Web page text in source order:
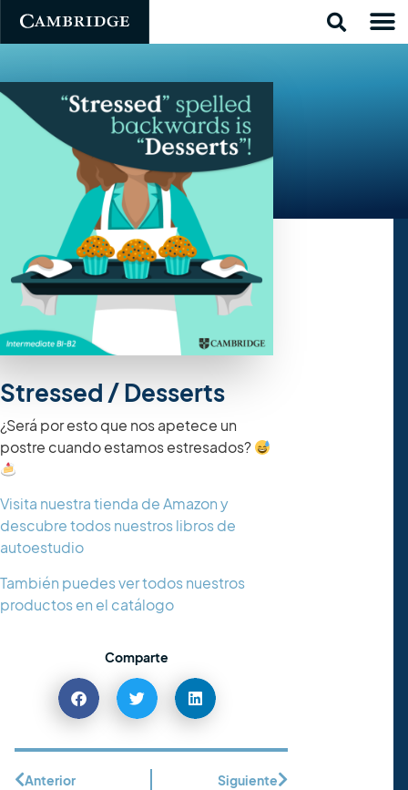
Stressed / Desserts
¿Será por esto que nos apetece un
postre cuando estamos estresados?
Visita nuestra tienda de Amazon y
descubre todos nuestros libros de
autoestudio
También puedes ver todos nuestros
productos en el catálogo
Comparte
Anterior Siguiente